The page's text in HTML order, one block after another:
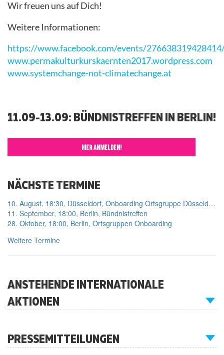
Wir freuen uns auf Dich!
Weitere Informationen:
https://www.facebook.com/events/
www.permakulturkurskaernten2017.wordpress.com
www.systemchange-not-climatechange.at
11.09-13.09: BÜNDNISTREFFEN IN BERLIN!
HIER ANMELDEN!
NÄCHSTE TERMINE
10. August, 18:30, Düsseldorf, Onboarding Ortsgruppe Düsseldorf
11. September, 18:00, Berlin, Bündnistreffen
28. Oktober, 18:00, Berlin, Ortsgruppen Onboarding
Weitere Termine
ANSTEHENDE INTERNATIONALE
AKTIONEN
PRESSEMITTEILUNGEN